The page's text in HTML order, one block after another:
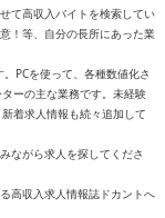
て高収入バイトを検索してい
！等、自分の長所にあった業
PCを使って、各種数値化さ
ーの主な業務です。未経験
着求人情報も続々追加して
ながら求人を探してくださ
高収入求人情報誌ドカントへ